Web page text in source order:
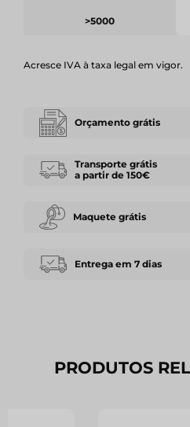
>5000
Acresce IVA à taxa legal em vigor.
Orçamento grátis
Transporte grátis
a partir de 150€
Maquete grátis
Entrega em 7 dias
PRODUTOS